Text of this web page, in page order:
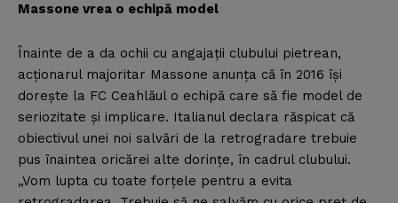
Massone vrea o echipă model
Înainte de a da ochii cu angajaţii clubului pietrean,
acţionarul majoritar Massone anunţa că în 2016 îşi
doreşte la FC Ceahlăul o echipă care să fie model de
seriozitate şi implicare. Italianul declara răspicat că
obiectivul unei noi salvări de la retrogradare trebuie
pus înaintea oricărei alte dorinţe, în cadrul clubului.
„Vom lupta cu toate forţele pentru a evita